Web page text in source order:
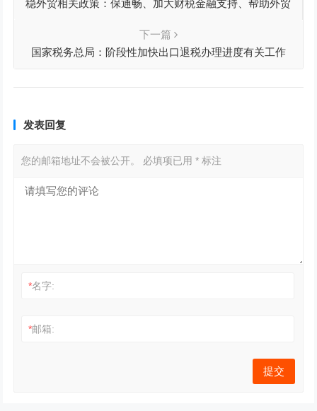
稳外贸相关政策：保通畅、加大财税金融支持、帮助外贸
下一篇
国家税务总局：阶段性加快出口退税办理进度有关工作
发表回复
您的邮箱地址不会被公开。 必填项已用* 标注
*名字:
*邮箱: